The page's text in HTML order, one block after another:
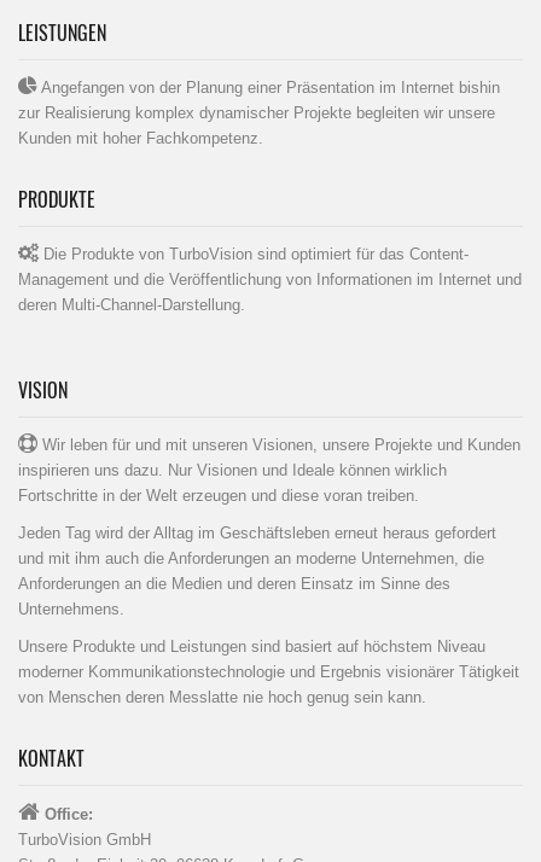
LEISTUNGEN
Angefangen von der Planung einer Präsentation im Internet bishin
zur Realisierung komplex dynamischer Projekte begleiten wir unsere
Kunden mit hoher Fachkompetenz.
PRODUKTE
Die Produkte von TurboVision sind optimiert für das Content-
Management und die Veröffentlichung von Informationen im Internet und
deren Multi-Channel-Darstellung.
VISION
Wir leben für und mit unseren Visionen, unsere Projekte und Kunden
inspirieren uns dazu. Nur Visionen und Ideale können wirklich
Fortschritte in der Welt erzeugen und diese voran treiben.
Jeden Tag wird der Alltag im Geschäftsleben erneut heraus gefordert
und mit ihm auch die Anforderungen an moderne Unternehmen, die
Anforderungen an die Medien und deren Einsatz im Sinne des
Unternehmens.
Unsere Produkte und Leistungen sind basiert auf höchstem Niveau
moderner Kommunikationstechnologie und Ergebnis visionärer Tätigkeit
von Menschen deren Messlatte nie hoch genug sein kann.
KONTAKT
Office:
TurboVision GmbH